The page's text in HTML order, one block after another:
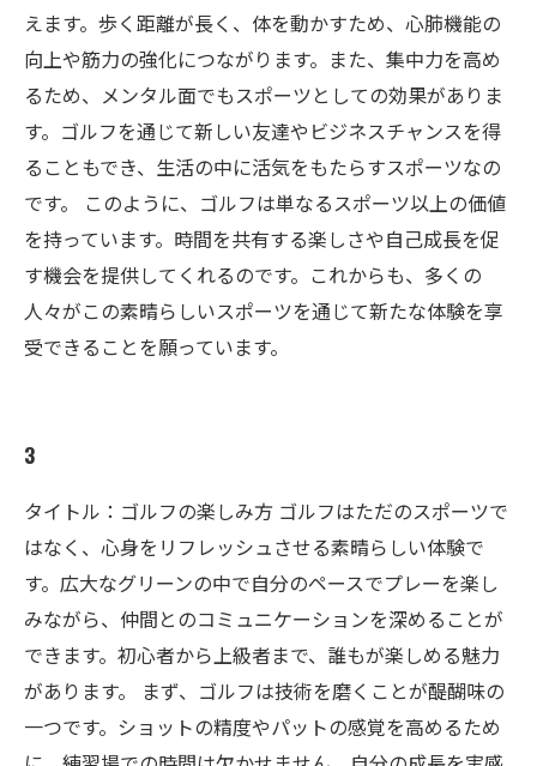
えます。歩く距離が長く、体を動かすため、心肺機能の
向上や筋力の強化につながります。また、集中力を高め
るため、メンタル面でもスポーツとしての効果がありま
す。ゴルフを通じて新しい友達やビジネスチャンスを得
ることもでき、生活の中に活気をもたらすスポーツなの
です。 このように、ゴルフは単なるスポーツ以上の価値
を持っています。時間を共有する楽しさや自己成長を促
す機会を提供してくれるのです。これからも、多くの
人々がこの素晴らしいスポーツを通じて新たな体験を享
受できることを願っています。
3
タイトル：ゴルフの楽しみ方 ゴルフはただのスポーツで
はなく、心身をリフレッシュさせる素晴らしい体験で
す。広大なグリーンの中で自分のペースでプレーを楽し
みながら、仲間とのコミュニケーションを深めることが
できます。初心者から上級者まで、誰もが楽しめる魅力
があります。 まず、ゴルフは技術を磨くことが醍醐味の
一つです。ショットの精度やパットの感覚を高めるため